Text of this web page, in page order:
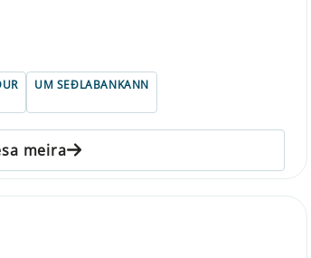
UM SEÐLABANKANN
meira